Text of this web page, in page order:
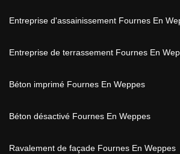
Entreprise d'assainissement Fournes En
Entreprise de terrassement Fournes En
Béton imprimé Fournes En Weppes
Béton désactivé Fournes En Weppes
Ravalement de façade Fournes En Weppes